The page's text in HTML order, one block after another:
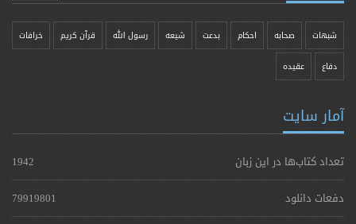
شبهات صحابه احکام بدعت شیعه رسول الله قرآن کریم خرافات
دفاع عقیده
آمار سایت
تعداد کتاب‌ها در این زبان
1942
دفعات دانلود
79919801